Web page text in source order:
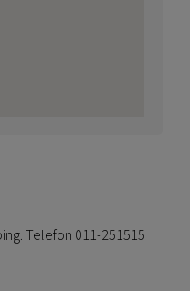
Telefon 011-251515